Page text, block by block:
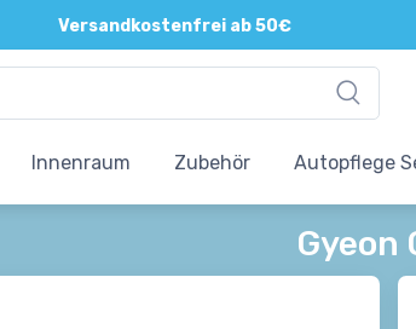
Versandkostenfrei ab 50€
Innenraum Zubehör Autopflege
Gyeon